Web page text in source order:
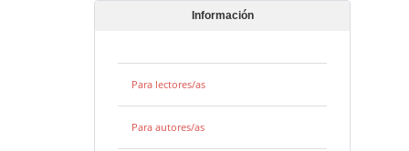
Información
Para lectores/as
Para autores/as